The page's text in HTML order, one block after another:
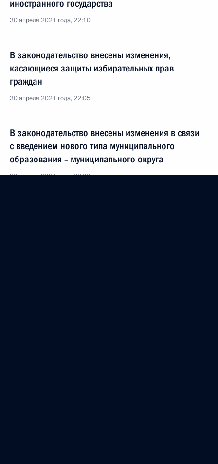
иностранного государства
30 апреля 2021 года, 22:10
В законодательство внесены изменения,
касающиеся защиты избирательных прав
граждан
30 апреля 2021 года, 22:05
В законодательство внесены изменения в связи
с введением нового типа муниципального
образования – муниципального округа
30 апреля 2021 года, 22:00